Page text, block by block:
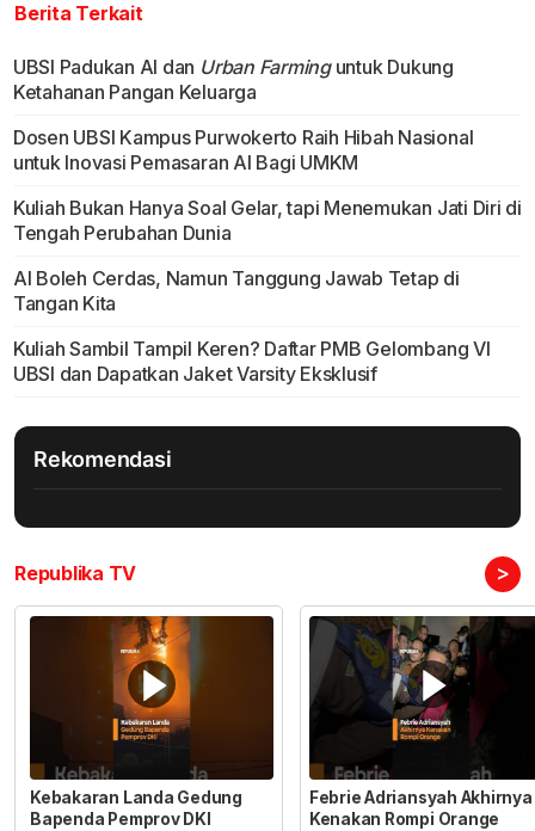
Berita Terkait
UBSI Padukan AI dan Urban Farminguntuk Dukung
Ketahanan Pangan Keluarga
Dosen UBSI Kampus Purwokerto Raih Hibah Nasional
untuk Inovasi Pemasaran AI Bagi UMKM
Kuliah Bukan Hanya Soal Gelar, tapi Menemukan Jati Diri di
Tengah Perubahan Dunia
AI Boleh Cerdas, Namun Tanggung Jawab Tetap di
Tangan Kita
Kuliah Sambil Tampil Keren? Daftar PMB Gelombang VI
UBSI dan Dapatkan Jaket Varsity Eksklusif
Rekomendasi
Republika TV >
Kebakaran Landa Gedung
Bapenda Pemprov DKI
Febrie Adriansyah Akhirnya
Kenakan Rompi Orange